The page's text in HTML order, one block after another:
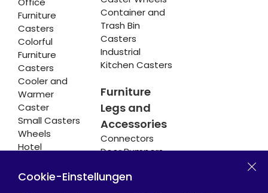
Furniture
Casters
Colorful
Furniture
Casters
Cooler and
Warmer
Caster
Small Casters
Wheels
Hotel
Casters
Container and
Trash Bin
Casters
Industrial
Kitchen Casters
Furniture
Legs and
Accessories
Connectors
Door Bumpers
Cookie-Einstellungen